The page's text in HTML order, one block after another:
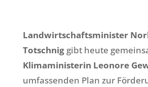
Landwirtschaftsminister
Totschniggibt heute
Klimaministerin Leonore
umfassenden Plan zur